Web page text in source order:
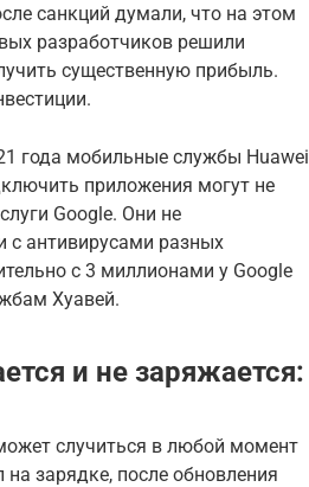
санкций думали, что на этом
разработчиков решили
существенную прибыль.
года мобильные службы Huawei
приложения могут не
Google. Они не
с антивирусами разных
с 3 миллионами у Google
Хуавей.
и не заряжается:
случиться в любой момент
зарядке, после обновления